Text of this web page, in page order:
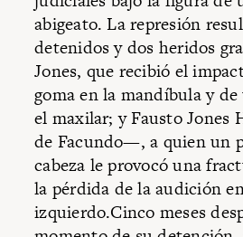
abigeato. La represión
detenidos y dos heridos
Jones, que recibió el
goma en la mandíbula y
el maxilar; y Fausto
de Facundo—, a quien un
cabeza le provocó una
la pérdida de la audición
izquierdo.Cinco meses